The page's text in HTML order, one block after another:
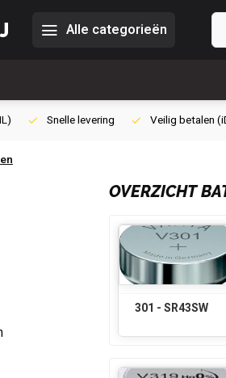
Alle categorieën
Snelle levering Veilig betalen
OVERZICHT
301 - SR43SW